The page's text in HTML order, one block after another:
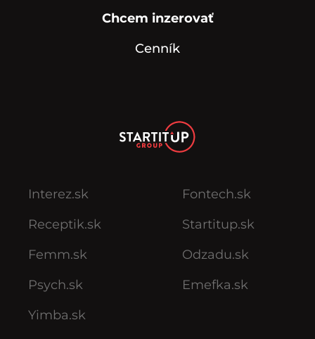
Chcem inzerovať
Cenník
Interez.sk
Receptik.sk
Femm.sk
Psych.sk
Yimba.sk
Fontech.sk
Startitup.sk
Odzadu.sk
Emefka.sk